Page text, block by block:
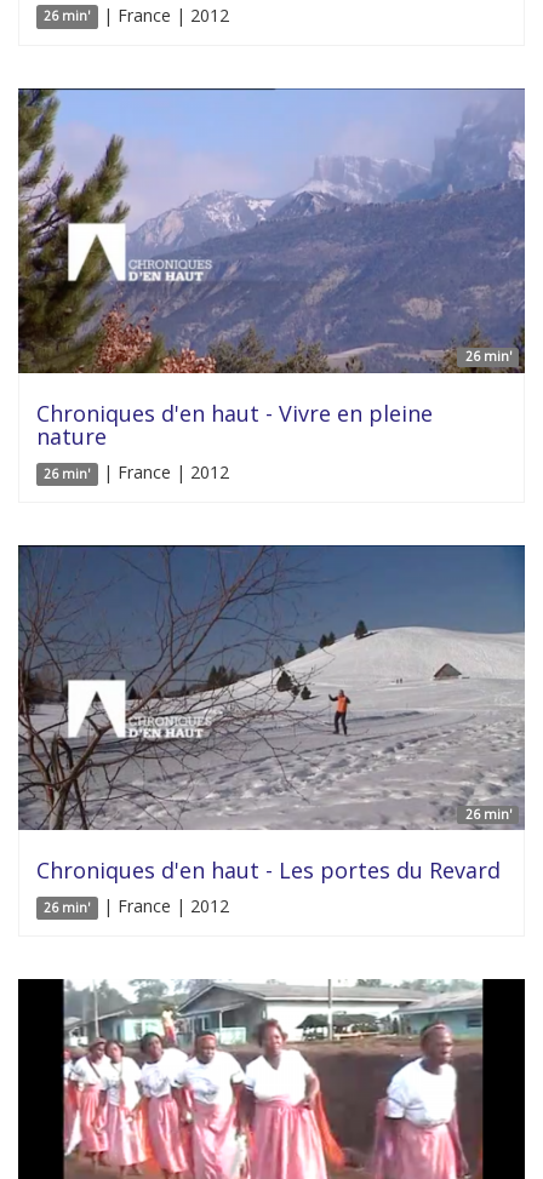
26 min' | France | 2012
26 min'
Chroniques d'en haut - Vivre en pleine
nature
26 min' | France | 2012
26 min'
Chroniques d'en haut - Les portes du Revard
26 min' | France | 2012